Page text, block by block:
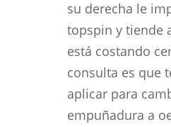
su derecha le
topspin y tiende
está costando
consulta es que
aplicar para
empuñadura a